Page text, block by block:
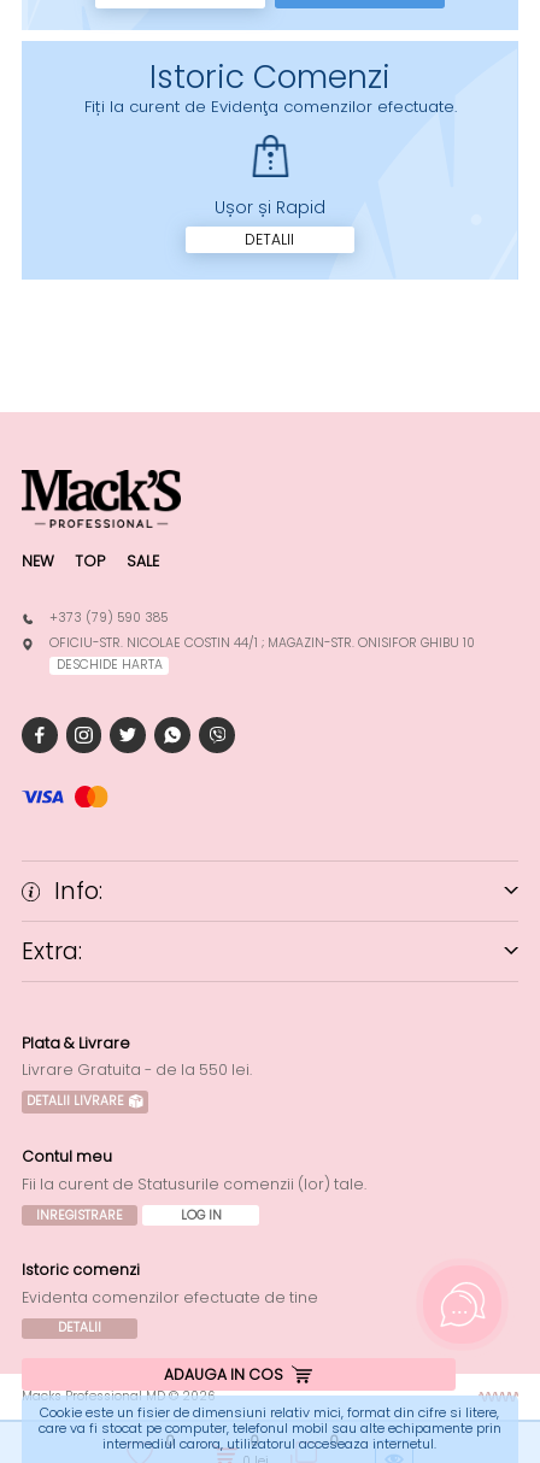
ADAUGA IN COS
Istoric Comenzi
Fiți la curent de Evidenţa comenzilor efectuate.
Ușor și Rapid
DETALII
0 0 0
NEW TOP SALE
+373 (79) 590 385
OFICIU-STR. NICOLAE COSTIN 44/1 ; MAGAZIN-STR. ONISIFOR GHIBU 10
DESCHIDE HARTA
Info:
Extra:
Plata & Livrare
Livrare Gratuita - de la 550 lei.
DETALII LIVRARE
Contul meu
Fii la curent de Statusurile comenzii (lor) tale.
INREGISTRARE LOG IN
Istoric comenzi
Evidenta comenzilor efectuate de tine
DETALII
Macks Professional MD © 2026
Cookie este un fisier de dimensiuni relativ mici, format din cifre si litere,
care va fi stocat pe computer, telefonul mobil sau alte echipamente prin
intermediul carora, utilizatorul acceseaza internetul.